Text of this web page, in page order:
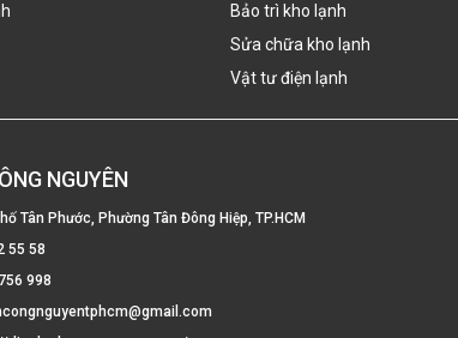
Bảo trì kho lạnh
Sửa chữa kho lạnh
Vật tư điện lạnh
NGUYÊN
Tân Phước, Phường Tân Đông Hiệp, TP.HCM
55 58
998